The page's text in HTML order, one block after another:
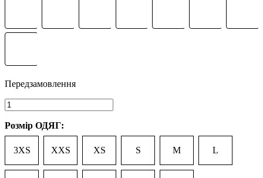
Розмір ОДЯГ:
3XS XXS XS S M L